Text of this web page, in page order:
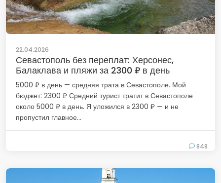
22.04.2026
Севастополь без переплат: Херсонес,
Балаклава и пляжи за 2300 ₽ в день
5000 ₽ в день — средняя трата в Севастополе. Мой
бюджет: 2300 ₽ Средний турист тратит в Севастополе
около 5000 ₽ в день. Я уложился в 2300 ₽ — и не
пропустил главное...
848